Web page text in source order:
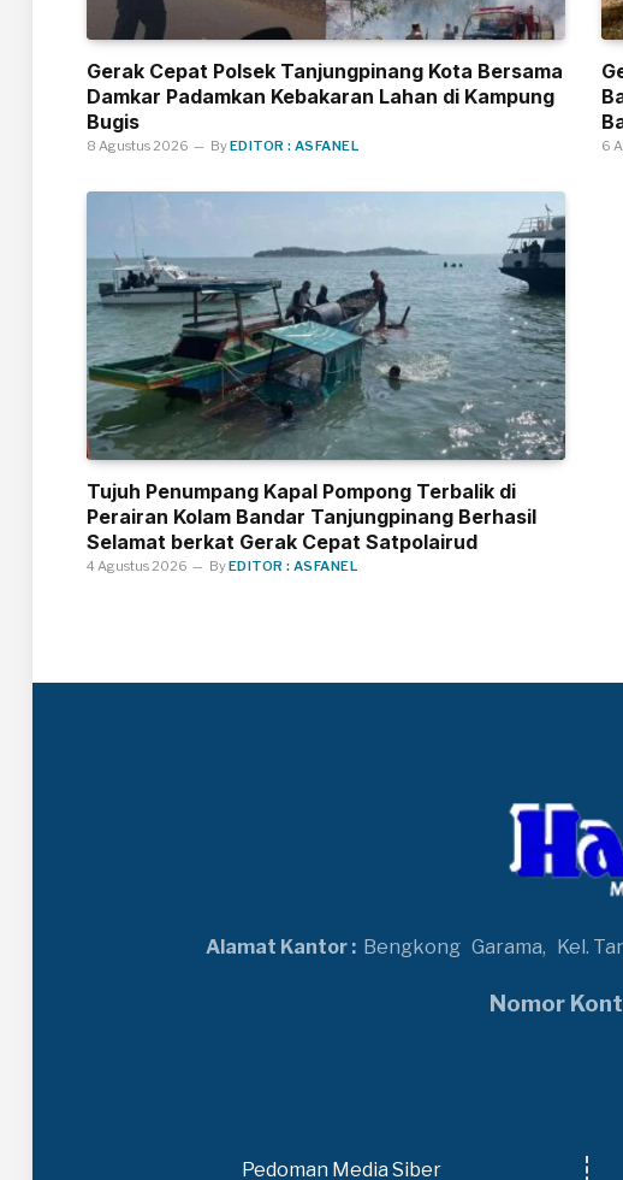
Gerak Cepat Polsek Tanjungpinang Kota Bersama
Damkar Padamkan Kebakaran Lahan di Kampung
Bugis
8 Agustus 2026 ByEDITOR : ASFANEL 6
Tujuh Penumpang Kapal Pompong Terbalik di
Perairan Kolam Bandar Tanjungpinang Berhasil
Selamat berkat Gerak Cepat Satpolairud
4 Agustus 2026 ByEDITOR : ASFANEL
Alamat Kantor : Bengkong Garama, Kel.
Nomor
Pedoman Media Siber